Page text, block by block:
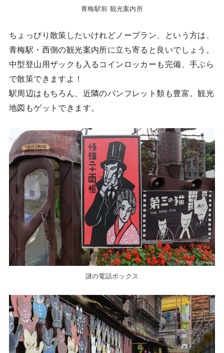
青梅駅前 観光案内所
ちょっぴり散策したいけれどノープラン、という方は、
青梅駅・西側の観光案内所に立ち寄ると良いでしょう。
中型登山用ザックも入るコインロッカーも完備、手ぶら
で散策できますよ！
駅周辺はもちろん、近隣のパンフレット類も豊富。観光
地図もゲットできます。
謎の電話ボックス